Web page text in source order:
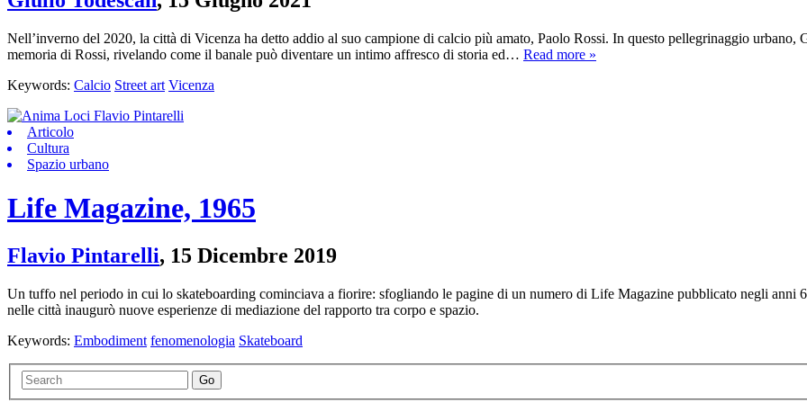
Nell’inverno del 2020, la città di Vicenza ha detto addio al suo campione di calcio più amato, Paolo Rossi. In questo pellegrinaggio
memoria di Rossi, rivelando come il banale può diventare un intimo affresco di storia ed… Read more »
Keywords: Calcio Street art Vicenza
Articolo
Cultura
Spazio urbano
Life Magazine, 1965
Flavio Pintarelli, 15 Dicembre 2019
Un tuffo nel periodo in cui lo skateboarding cominciava a fiorire: sfogliando le pagine di un numero di Life Magazine pubblicato negli anni
nelle città inaugurò nuove esperienze di mediazione del rapporto tra corpo e spazio.
Keywords: Embodiment fenomenologia Skateboard
Go